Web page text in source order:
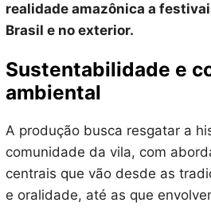
realidade amazônica a
Brasil e no exterior.
Sustentabilidade e
ambiental
A produção busca resgatar a
comunidade da vila, com
centrais que vão desde as
e oralidade, até as que